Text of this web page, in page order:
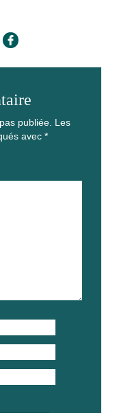
publiée. Les
avec *